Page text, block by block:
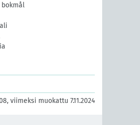
viimeksi muokattu 7.11.2024